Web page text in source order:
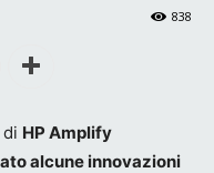
838
HP Amplify
alcune innovazioni